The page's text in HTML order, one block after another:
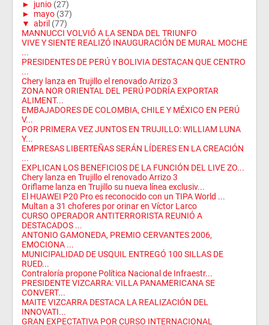
► junio (27)
► mayo (37)
▼ abril (77)
MANNUCCI VOLVIÓ A LA SENDA DEL TRIUNFO
VIVE Y SIENTE REALIZÓ INAUGURACIÓN DE MURAL MOCHE
...
PRESIDENTES DE PERÚ Y BOLIVIA DESTACAN QUE CENTRO
...
Chery lanza en Trujillo el renovado Arrizo 3
ZONA NOR ORIENTAL DEL PERÚ PODRÍA EXPORTAR
ALIMENT...
EMBAJADORES DE COLOMBIA, CHILE Y MÉXICO EN PERÚ
V...
POR PRIMERA VEZ JUNTOS EN TRUJILLO: WILLIAM LUNA
Y...
EMPRESAS LIBERTEÑAS SERÁN LÍDERES EN LA CREACIÓN
...
EXPLICAN LOS BENEFICIOS DE LA FUNCIÓN DEL LIVE ZO...
Chery lanza en Trujillo el renovado Arrizo 3
Oriflame lanza en Trujillo su nueva línea exclusiv...
El HUAWEI P20 Pro es reconocido con un TIPA World ...
Multan a 31 choferes por orinar en Víctor Larco
CURSO OPERADOR ANTITERRORISTA REUNIÓ A
DESTACADOS ...
ANTONIO GAMONEDA, PREMIO CERVANTES 2006,
EMOCIONA ...
MUNICIPALIDAD DE USQUIL ENTREGÓ 100 SILLAS DE
RUED...
Contraloría propone Política Nacional de Infraestr...
PRESIDENTE VIZCARRA: VILLA PANAMERICANA SE
CONVERT...
MAITE VIZCARRA DESTACA LA REALIZACIÓN DEL
INNOVATI...
GRAN EXPECTATIVA POR CURSO INTERNACIONAL